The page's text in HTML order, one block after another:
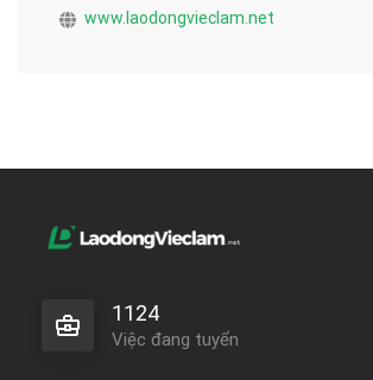
www.laodongvieclam.net
1124
Việc đang tuyển